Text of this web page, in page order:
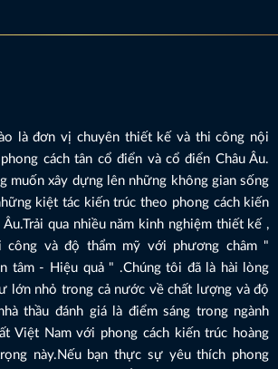
là đơn vị chuyên thiết kế và thi công nội
cách tân cổ điển và cổ điển Châu Âu.
muốn xây dựng lên những không gian sống
kiệt tác kiến trúc theo phong cách kiến
Âu.Trải qua nhiều năm kinh nghiệm thiết kế ,
công và độ thẩm mỹ với phương châm "
tâm - Hiệu quả " .Chúng tôi đã là hài lòng
lớn nhỏ trong cả nước về chất lượng và độ
thầu đánh giá là điểm sáng trong ngành
Việt Nam với phong cách kiến trúc hoàng
này.Nếu bạn thực sự yêu thích phong